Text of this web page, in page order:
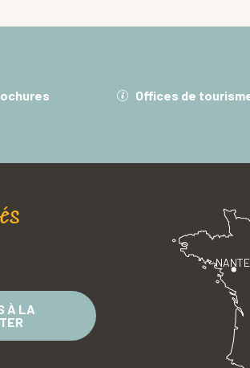
Offices de
À LA